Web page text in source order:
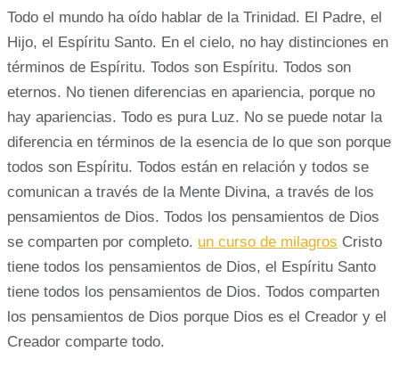
Todo el mundo ha oído hablar de la Trinidad. El Padre, el
Hijo, el Espíritu Santo. En el cielo, no hay distinciones en
términos de Espíritu. Todos son Espíritu. Todos son
eternos. No tienen diferencias en apariencia, porque no
hay apariencias. Todo es pura Luz. No se puede notar la
diferencia en términos de la esencia de lo que son porque
todos son Espíritu. Todos están en relación y todos se
comunican a través de la Mente Divina, a través de los
pensamientos de Dios. Todos los pensamientos de Dios
se comparten por completo. un curso de milagros Cristo
tiene todos los pensamientos de Dios, el Espíritu Santo
tiene todos los pensamientos de Dios. Todos comparten
los pensamientos de Dios porque Dios es el Creador y el
Creador comparte todo.